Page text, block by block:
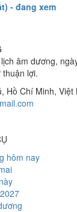
- đang xem
âm dương,
lợi.
, Hồ Chí Minh, Việt
hôm nay